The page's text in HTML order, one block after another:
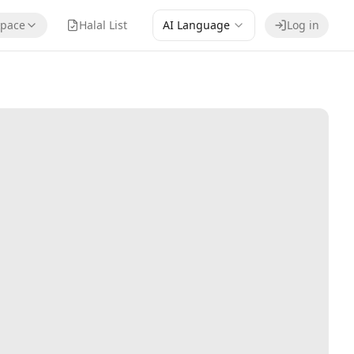
Halal List AI Language Log in